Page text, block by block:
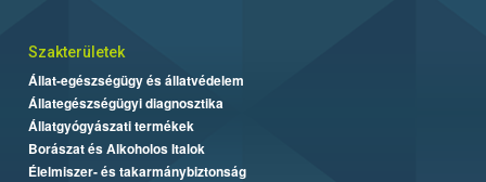
Szakterületek
Állat-egészségügy és állatvédelem
Állategészségügyi diagnosztika
Állatgyógyászati termékek
Borászat és Alkoholos Italok
Élelmiszer- és takarmánybiztonság